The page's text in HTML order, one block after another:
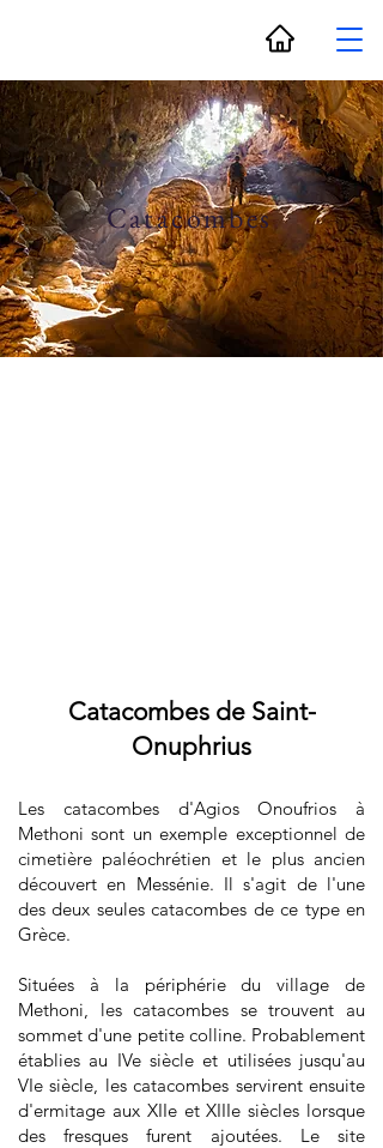
Catacombes
Catacombes de Saint-
Onuphrius
Les catacombes d'Agios Onoufrios à
Methoni sont un exemple exceptionnel de
cimetière paléochrétien et le plus ancien
découvert en Messénie. Il s'agit de l'une
des deux seules catacombes de ce type en
Grèce.
Situées à la périphérie du village de
Methoni, les catacombes se trouvent au
sommet d'une petite colline. Probablement
établies au IVe siècle et utilisées jusqu'au
VIe siècle, les catacombes servirent ensuite
d'ermitage aux XIIe et XIIIe siècles lorsque
des fresques furent ajoutées. Le site